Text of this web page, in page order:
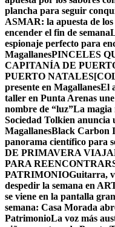
plancha para seguir
ASMAR: la apuesta de
encender el fin de semana
espionaje perfecto para
MagallanesPINCELES
CAPITANÍA DE
PUERTO NATALES
presente en MagallanesEl
taller en Punta Arenas
nombre de “luz”La magia
Sociedad Tolkien anuncia
MagallanesBlack Carbon
panorama científico para
DE PRIMAVERA
PARA
PATRIMONIOGuitarra,
despedir la semana en
se viene en la pantalla
semana: Casa Morada
PatrimonioLa voz más